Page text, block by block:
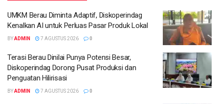
UMKM Berau Diminta Adaptif, Diskoperindag
Kenalkan AI untuk Perluas Pasar Produk Lokal
BYADMIN 7 AGUSTUS 2026 0
Terasi Berau Dinilai Punya Potensi Besar,
Diskoperindag Dorong Pusat Produksi dan
Penguatan Hilirisasi
BYADMIN 7 AGUSTUS 2026 0